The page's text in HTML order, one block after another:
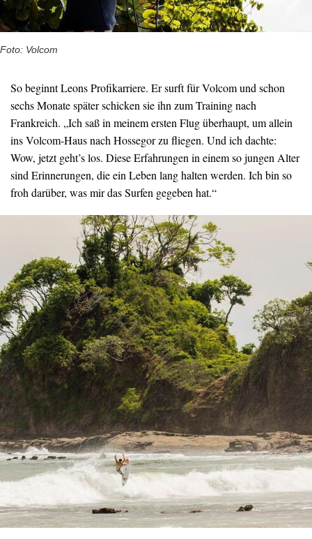
Foto: Volcom
So beginnt Leons Profikarriere. Er surft für Volcom und schon
sechs Monate später schicken sie ihn zum Training nach
Frankreich. „Ich saß in meinem ersten Flug überhaupt, um allein
ins Volcom-Haus nach Hossegor zu fliegen. Und ich dachte:
Wow, jetzt geht’s los. Diese Erfahrungen in einem so jungen Alter
sind Erinnerungen, die ein Leben lang halten werden. Ich bin so
froh darüber, was mir das Surfen gegeben hat.“